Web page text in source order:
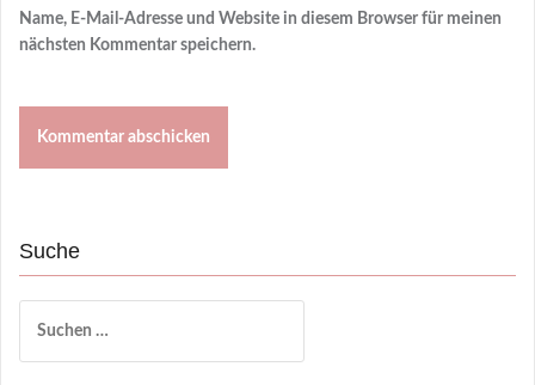
Name, E-Mail-Adresse und Website in diesem Browser für meinen
nächsten Kommentar speichern.
Suche
nach: